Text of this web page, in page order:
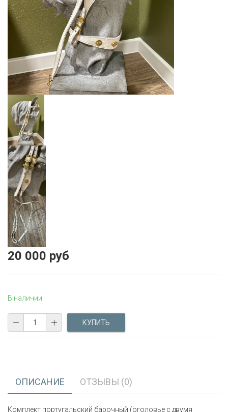
20 000 руб
В наличии
ОПИСАНИЕ ОТЗЫВЫ (0)
Комплект португальский барочный (оголовье с двумя